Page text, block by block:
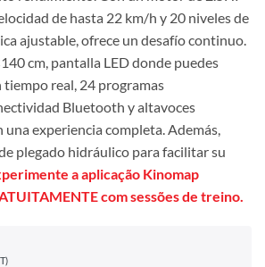
de hasta 22 km/h y 20 niveles de
ajustable, ofrece un desafío continuo.
cm, pantalla LED donde puedes
real, 24 programas
Bluetooth y altavoces
una experiencia completa. Además,
plegado hidráulico para facilitar su
a aplicação Kinomap
com sessões de treino.